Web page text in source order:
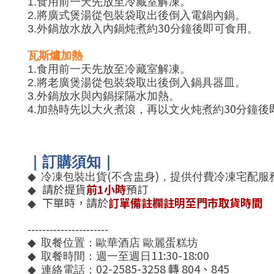
2.將廣式煲湯從包裝袋取出後倒入電鍋內鍋。
3.外鍋放水放入內鍋炖煮約30分鐘後即可食用。
瓦斯爐加熱
1.食用前一天先放至冷藏室解凍。
2.將老廣煲湯從包裝袋取出後倒入鍋具器皿。
3.外鍋放水與內鍋採隔水加熱。
4.加熱時先以大火煮滾，再以文火炖煮約30分鐘後
｜訂購須知｜
◆ 冷凍包裝出貨(不含盅身) ，提供付費冷凍宅配服
◆ 請於提貨前1小時預訂
◆ 下單時，請於訂單備註欄註明至門市取貨時間
----------------------
◆ 取餐位置：歐華酒店 歐麗蛋糕坊
◆ 取餐時間：週一至週日 11:30-18:00
◆ 連絡電話： 02-2585-3258轉804、 845